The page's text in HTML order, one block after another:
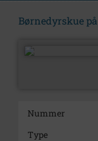
Børnedyrskue
Nummer
Type